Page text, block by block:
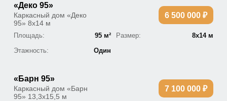
«Деко 95»
Каркасный дом «Деко
95» 8х14 м
6 500 000 ₽
Площадь: 95 м² Размер:
8х14 м
Этажность:
Один
«Барн 95»
Каркасный дом «Барн
95» 13,3х15,5 м
7 100 000 ₽